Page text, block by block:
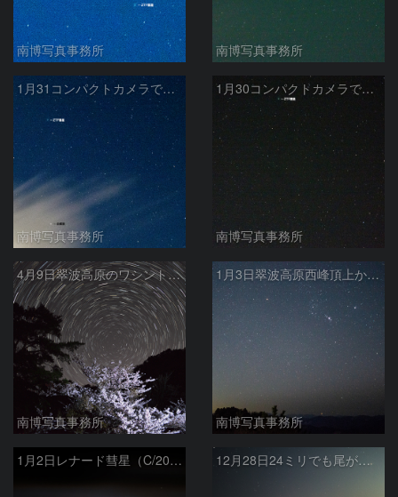
南博写真事務所 南博写真事務所
1月31コンパクトカメラでも写るZTF彗星
南博写真事務所
1月30コンパクトカメラでも写るZTF彗星
南博写真事務所
4月9日翠波高原のワシントン桜と日周運動
南博写真事務所
1月3日翠波高原西峰頂上から見た冬の大三角とオリオン座
南博写真事務所
1月2日レナード彗星（C/2021 A1） 12月28日24ミリでも尾が写ったレナード彗星（C/2021 A1）